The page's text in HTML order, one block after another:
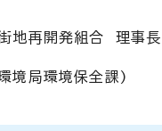
街地再開発組合 理
局環境保全課)